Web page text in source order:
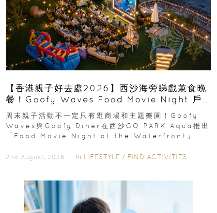
【香港親子好去處2026】西沙海旁睇戲兼食晚
餐！Goofy Waves Food Movie Night 戶
外影院逢週末登場
周末親子活動不一定只有逛商場和主題樂園！Goofy
Waves與Goofy Diner在西沙GO PARK Aqua推出
「Food Movie Night at the Waterfront」...
2nd August, 2026 ｜ In LIFESTYLE / FIND ACTIVITIES